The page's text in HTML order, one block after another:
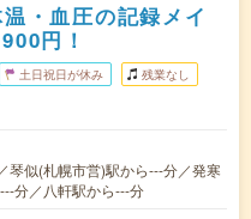
・血圧の記録メイ
円！
土日祝日が休み 残業なし
琴似(札幌市営)駅から---分／発寒
分／八軒駅から---分